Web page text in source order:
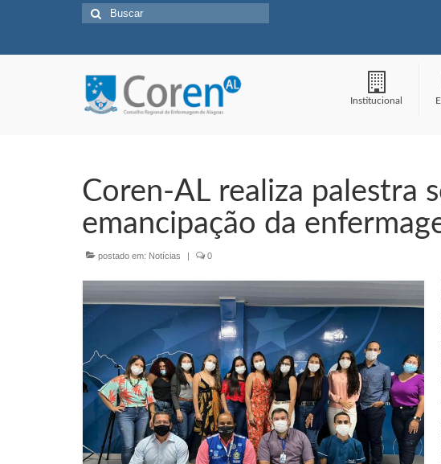
Buscar
por:
Institucional
Coren-AL realiza palestra
emancipação da
postado em: Notícias | 0